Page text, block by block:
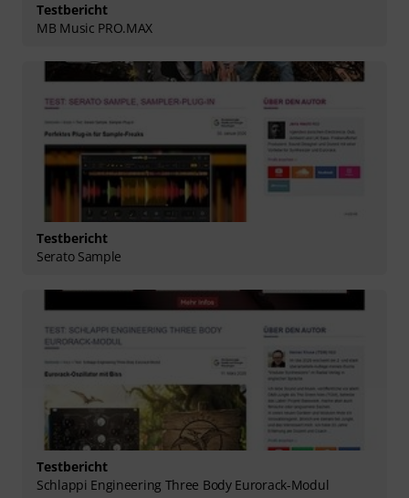
Testbericht
MB Music PRO.MAX
Testbericht
Serato Sample
Testbericht
Schlappi Engineering Three Body Eurorack-Modul